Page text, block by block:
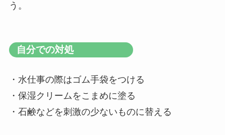
う。
自分での対処
・水仕事の際はゴム手袋をつける
・保湿クリームをこまめに塗る
・石鹸などを刺激の少ないものに替える